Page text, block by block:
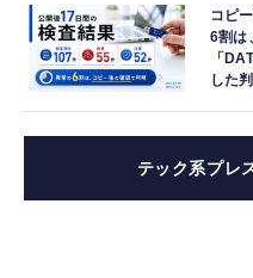
コピ
6割は
「
した
テック系プレ